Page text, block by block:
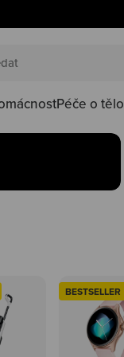
Péče o tělo
happy
ve
BESTSELLER